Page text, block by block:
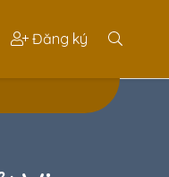
Đăng ký